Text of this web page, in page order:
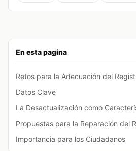
En esta pagina
Retos para la Adecuación del
Datos Clave
La Desactualización como
Propuestas para la Reparación del
Importancia para los Ciudadanos